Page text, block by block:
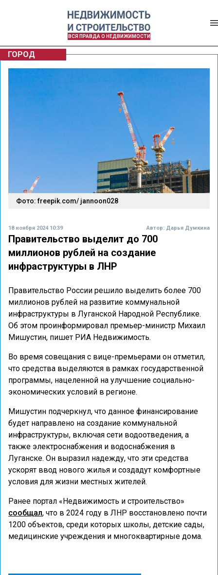
ВСЯ ПРАВДА О НЕДВИЖИМОСТИ
ГОРОД
Фото: freepik.com/ jannoon028
18 ноября 2024 10:39 Автор: Дарья Думкина
Правительство выделит до 700
миллионов рублей на создание
инфраструктуры в ЛНР
Правительство России решило выделить более 700
миллионов рублей на развитие коммунальной
инфраструктуры в Луганской Народной Республике.
Об этом проинформировал премьер-министр Михаил
Мишустин, пишет РИА Недвижимость.
Во время совещания с вице-премьерами он отметил,
что средства выделяются в рамках государственной
программы, нацеленной на улучшение социально-
экономических условий в регионе.
Мишустин подчеркнул, что данное финансирование
будет направлено на создание коммунальной
инфраструктуры, включая сети водоотведения, а
также электроснабжения и водоснабжения в
Луганске. Он выразил надежду, что эти средства
ускорят ввод нового жилья и создадут комфортные
условия для жизни местных жителей.
Ранее портал «Недвижимость и строительство»
сообщал, что в 2024 году в ЛНР восстановлено почти
1200 объектов, среди которых школы, детские сады,
медицинские учреждения и многоквартирные дома.